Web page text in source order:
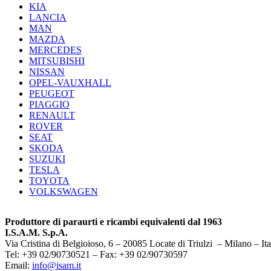
KIA
LANCIA
MAN
MAZDA
MERCEDES
MITSUBISHI
NISSAN
OPEL-VAUXHALL
PEUGEOT
PIAGGIO
RENAULT
ROVER
SEAT
SKODA
SUZUKI
TESLA
TOYOTA
VOLKSWAGEN
Produttore di paraurti e ricambi equivalenti dal 1963
I.S.A.M. S.p.A.
Via Cristina di Belgioioso, 6 – 20085 Locate di Triulzi – Milano –
Tel: +39 02/90730521 – Fax: +39 02/90730597
Email: info@isam.it